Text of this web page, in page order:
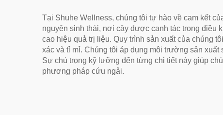
Tại Shuhe Wellness, chúng tôi tự hào về cam kết
nguyên sinh thái, nơi cây được canh tác trong điều
cao hiệu quả trị liệu. Quy trình sản xuất của chúng
xác và tỉ mỉ. Chúng tôi áp dụng môi trường sản
Sự chú trọng kỹ lưỡng đến từng chi tiết này giúp
phương pháp cứu ngải.